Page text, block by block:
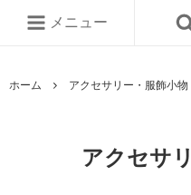
メニュー
ホーム アクセサリー・服飾小物
アクセサ